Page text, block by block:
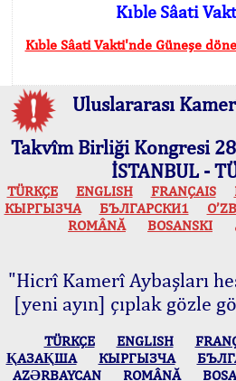
Kıble Sâati
Kıble Sâati Vakti'nde Güneşe
Uluslararası
Takvîm Birliği Kongresi
İSTANBUL -
TÜRKÇE ENGLISH FRANÇAIS
КЫPГЫЗЧA
БЪЛГАРСКИ1
ROMÂNĂ
BOSANSKI
"Hicrî Kamerî Aybaşları
[yeni ayın] çıplak gözle
TÜRKÇE ENGLISH
ҚАЗАҚША
КЫPГЫЗЧA
AZӘRBAYCAN
ROMÂNĂ